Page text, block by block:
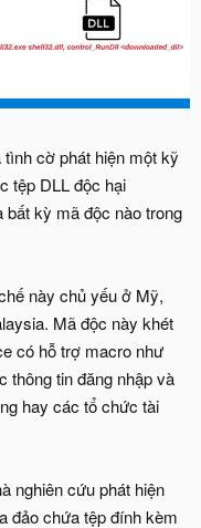
cờ phát hiện một kỹ
tệp DLL độc hại
kỳ mã độc nào trong
này chủ yếu ở Mỹ,
Mã độc này khét
có hỗ trợ macro như
thông tin đăng nhập và
hay các tổ chức tài
nghiên cứu phát hiện
đảo chứa tệp đính kèm